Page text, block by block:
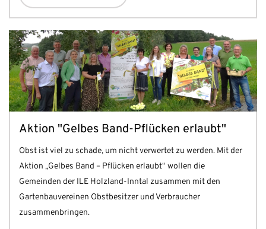
Aktion "Gelbes Band-Pflücken erlaubt"
Obst ist viel zu schade, um nicht verwertet zu werden. Mit der
Aktion „Gelbes Band – Pflücken erlaubt“ wollen die
Gemeinden der ILE Holzland-Inntal zusammen mit den
Gartenbauvereinen Obstbesitzer und Verbraucher
zusammenbringen.